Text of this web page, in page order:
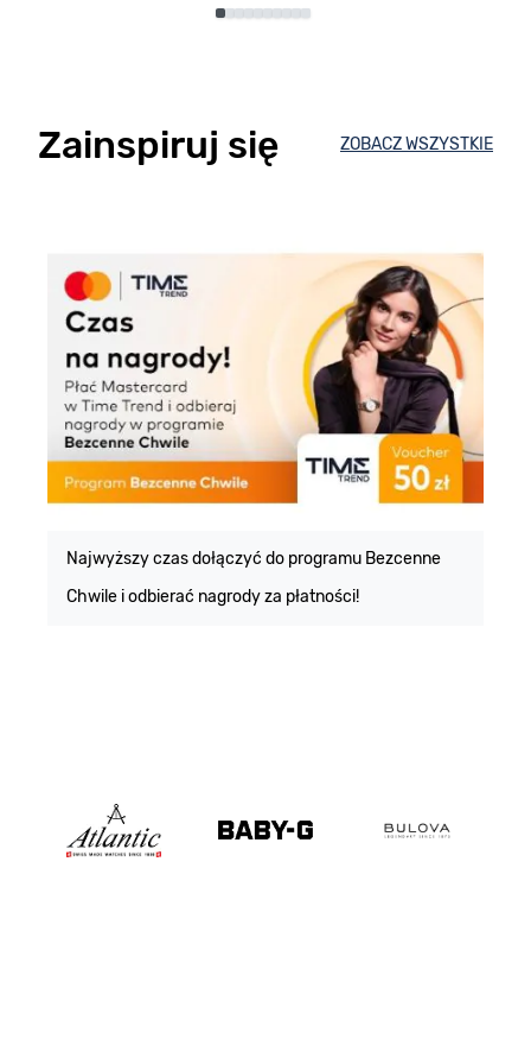
Zainspiruj się ZOBACZ WSZYSTKIE
Najwyższy czas dołączyć do programu Bezcenne
Chwile i odbierać nagrody za płatności!